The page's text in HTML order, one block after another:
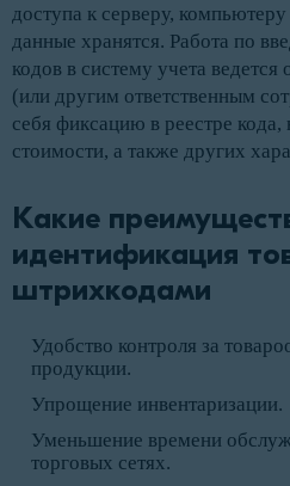
доступа к серверу,
данные хранятся. Работа по
кодов в систему учета
(или другим ответственным
себя фиксацию в реестре кода,
стоимости, а также других
Какие
идентификация
штрихкодами
Удобство контроля за
продукции.
Упрощение инвентаризации.
Уменьшение времени
торговых сетях.